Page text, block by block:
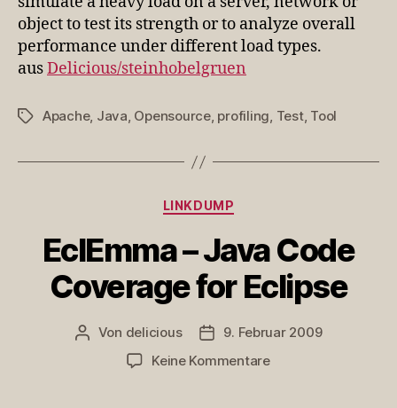
object to test its strength or to analyze overall
performance under different load types.
ausDelicious/steinhobelgruen
Schlagwörter
Apache, Java, Opensource, profiling, Test, Tool
Kategorien
LINKDUMP
EclEmma – Java Code
Coverage for Eclipse
Beitragsautor
Von delicious Veröffentlichungsdatum
9. Februar 2009
Keine Kommentarezu